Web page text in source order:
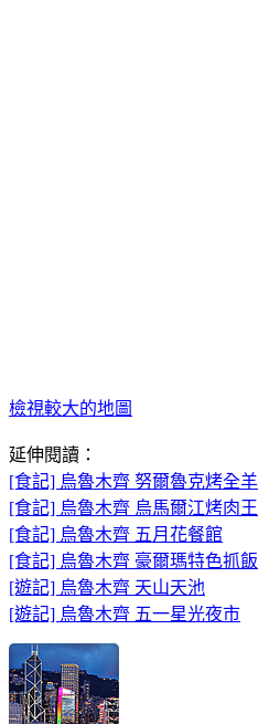
檢視較大的地圖
延伸閱讀：
[食記] 烏魯木齊 努爾魯克烤全羊
[食記] 烏魯木齊 烏馬爾江烤肉王
[食記] 烏魯木齊 五月花餐館
[食記] 烏魯木齊 豪爾瑪特色抓飯
[遊記] 烏魯木齊 天山天池
[遊記] 烏魯木齊 五一星光夜市